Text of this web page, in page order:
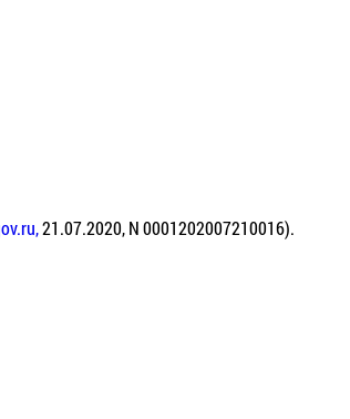
21.07.2020, N 0001202007210016).